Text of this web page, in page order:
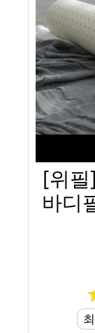
[위
바디